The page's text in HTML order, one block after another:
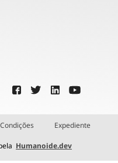
Expediente
Humanoide.dev